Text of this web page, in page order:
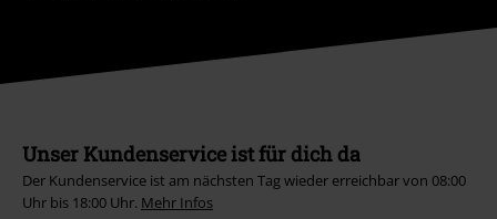
Unser Kundenservice ist für dich da
Der Kundenservice ist am nächsten Tag wieder erreichbar von 08:00
Uhr bis 18:00 Uhr. Mehr Infos